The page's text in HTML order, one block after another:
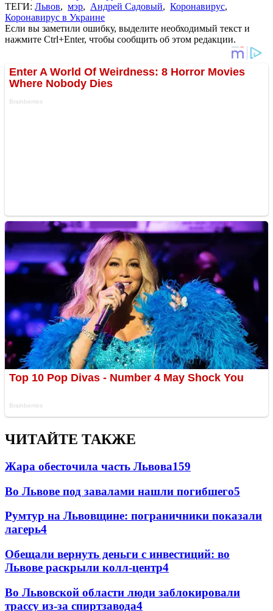
ТЕГИ: Львов, мэр, Андрей Садовый, Коронавирус,
Коронавирус в Украине
Если вы заметили ошибку, выделите необходимый текст и
нажмите Ctrl+Enter, чтобы сообщить об этом редакции.
ЧИТАЙТЕ ТАКЖЕ
Жара обесточила часть Львова159
Во Львове под завалами нашли погибшего5
Румтур на Львовщине: пограничники показали
лагерь4
Обещали вернуть деньги с инвестиций: во
Львове раскрыли колл-центр4
Во Львовской области люди заблокировали
трассу из-за спиртзавода4